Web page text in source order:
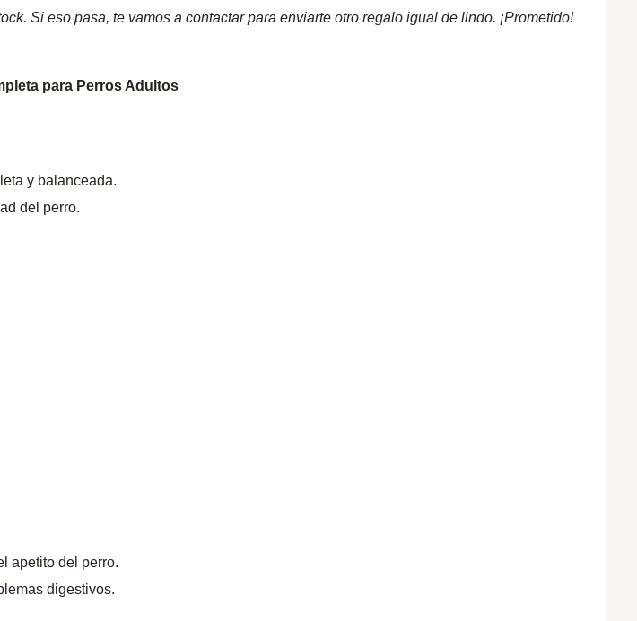
Si eso pasa, te vamos a contactar para enviarte otro regalo igual de lindo. ¡Prometido!
para Perros Adultos
y balanceada.
del perro.
apetito del perro.
digestivos.